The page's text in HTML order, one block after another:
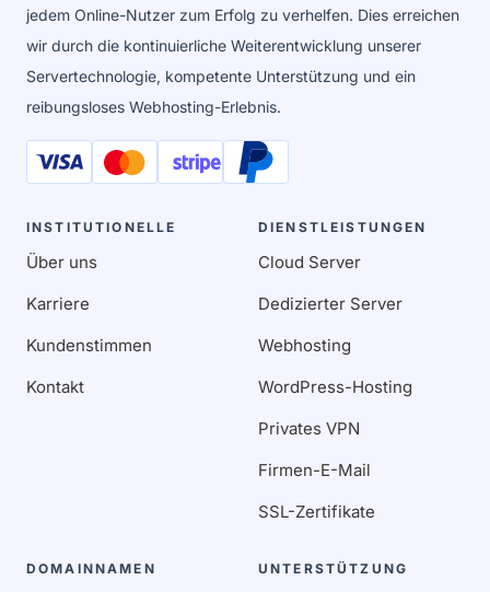
jedem Online-Nutzer zum Erfolg zu verhelfen. Dies erreichen
wir durch die kontinuierliche Weiterentwicklung unserer
Servertechnologie, kompetente Unterstützung und ein
reibungsloses Webhosting-Erlebnis.
INSTITUTIONELLE
Über uns
Karriere
Kundenstimmen
Kontakt
DIENSTLEISTUNGEN
Cloud Server
Dedizierter Server
Webhosting
WordPress-Hosting
Privates VPN
Firmen-E-Mail
SSL-Zertifikate
DOMAINNAMEN UNTERSTÜTZUNG